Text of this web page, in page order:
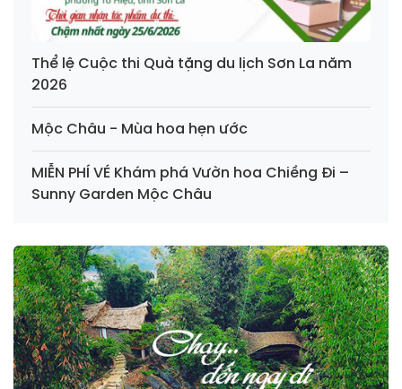
Thể lệ Cuộc thi Quà tặng du lịch Sơn La năm
2026
Mộc Châu - Mùa hoa hẹn ước
MIỄN PHÍ VÉ Khám phá Vườn hoa Chiềng Đi –
Sunny Garden Mộc Châu